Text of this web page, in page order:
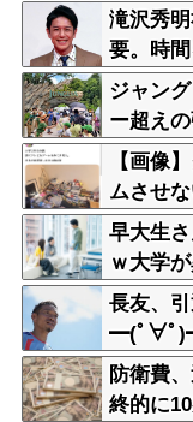
壊れセ
滝沢秀
要。時間
ジャン
ー超え
【画像
ムさせ
い！！
早大生
ｗ大学
長友、
━(ﾟ∀ﾟ
防衛費
終的に